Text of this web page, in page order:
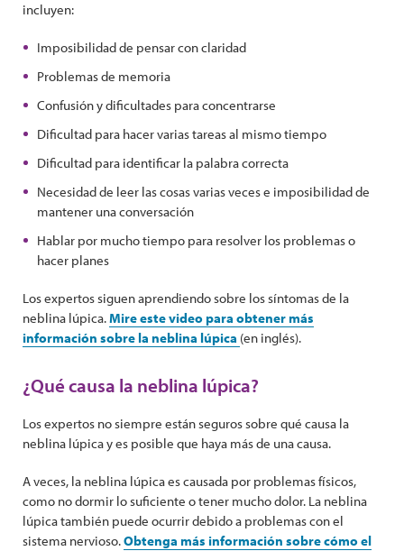
incluyen:
Imposibilidad de pensar con claridad
Problemas de memoria
Confusión y dificultades para concentrarse
Dificultad para hacer varias tareas al mismo tiempo
Dificultad para identificar la palabra correcta
Necesidad de leer las cosas varias veces e imposibilidad de
mantener una conversación
Hablar por mucho tiempo para resolver los problemas o
hacer planes
Los expertos siguen aprendiendo sobre los síntomas de la
neblina lúpica.Mire este video para obtener más
información sobre la neblina lúpica (en inglés).
¿Qué causa la neblina lúpica?
Los expertos no siempre están seguros sobre qué causa la
neblina lúpica y es posible que haya más de una causa.
A veces, la neblina lúpica es causada por problemas físicos,
como no dormir lo suficiente o tener mucho dolor. La neblina
lúpica también puede ocurrir debido a problemas con el
sistema nervioso.Obtenga más información sobre cómo el